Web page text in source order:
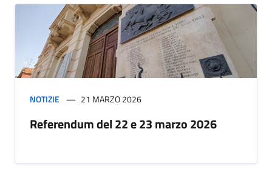
NOTIZIE 21 MARZO 2026
Referendum del 22 e 23 marzo 2026